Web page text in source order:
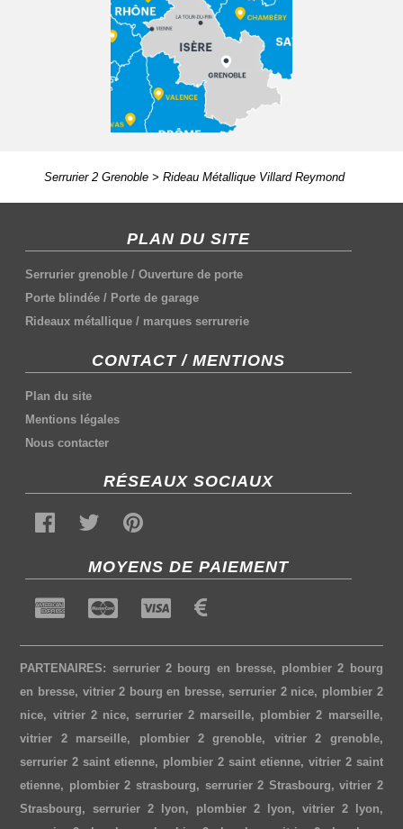
Serrurier 2 Grenoble> Rideau Métallique Villard Reymond
PLAN DU SITE
Serrurier grenoble /Ouverture de porte
Porte blindée / Porte de garage
Rideaux métallique / marques serrurerie
CONTACT / MENTIONS
Plan du site
Mentions légales
Nous contacter
RÉSEAUX SOCIAUX
MOYENS DE PAIEMENT
PARTENAIRES: serrurier 2 bourg en bresse, plombier 2 bourg
en bresse, vitrier 2 bourg en bresse,serrurier 2 nice, plombier 2
nice, vitrier 2 nice, serrurier 2 marseille, plombier 2 marseille,
vitrier 2 marseille, plombier 2 grenoble, vitrier 2 grenoble,
serrurier 2 saint etienne, plombier 2 saint etienne, vitrier 2 saint
etienne, plombier 2 strasbourg, serrurier 2 Strasbourg,vitrier 2
Strasbourg,serrurier 2 lyon, plombier 2 lyon, vitrier 2 lyon,